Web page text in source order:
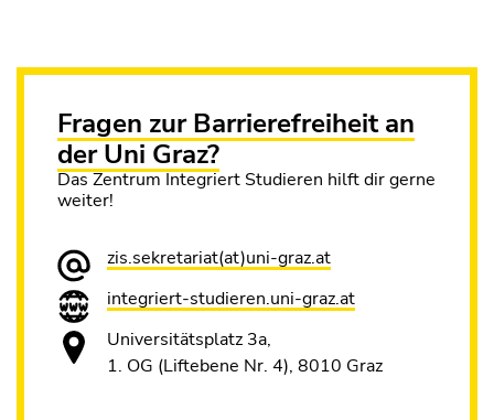
Fragen zur Barrierefreiheit an
der Uni Graz?
Das Zentrum Integriert Studieren hilft dir gerne
weiter!
zis.sekretariat(at)uni-graz.at
integriert-studieren.uni-graz.at
Universitätsplatz 3a,
1. OG (Liftebene Nr. 4), 8010 Graz